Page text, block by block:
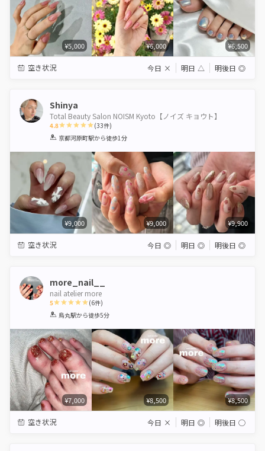
¥5,000 ¥6,000 ¥6,500
空き状況 今日 × 明日 △ 明後日 ◎
Shinya
Total Beauty Salon NOISM Kyoto【ノイズ キョウト】
4.8
1 2 3 4 5
(33件)
京都河原町駅から徒歩1分
¥9,000 ¥9,000 ¥9,900
空き状況 今日 ◎ 明日 ◎ 明後日 ◎
more_nail__
nail atelier more
5
1 2 3 4 5
(6件)
烏丸駅から徒歩5分
¥7,000 ¥8,500 ¥8,500
空き状況 今日 × 明日 ◎ 明後日 ◯